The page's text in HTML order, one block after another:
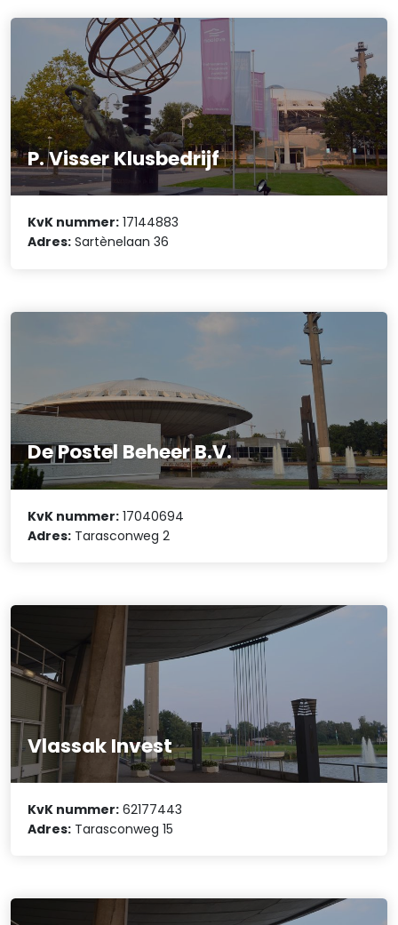
P. Visser Klusbedrijf
KvK nummer: 17144883
Adres: Sartènelaan 36
De Postel Beheer B.V.
KvK nummer: 17040694
Adres: Tarasconweg 2
Vlassak Invest
KvK nummer: 62177443
Adres: Tarasconweg 15